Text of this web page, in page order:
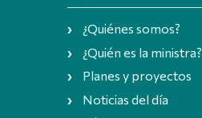
¿Quiénes somos?
¿Quién es la ministra?
Planes y proyectos
Noticias del día